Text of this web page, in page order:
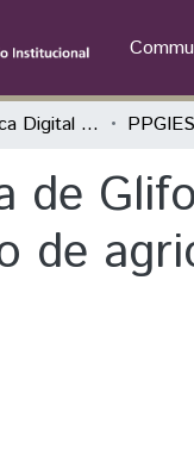
UNILA | Biblioteca Digital de Dissertações e Teses
de
de